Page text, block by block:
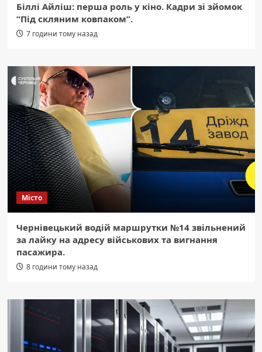
Біллі Айліш: перша роль у кіно. Кадри зі зйомок
“Під скляним ковпаком”.
7 години тому назад
Місто
Чернівецький водій маршрутки №14 звільнений
за лайку на адресу військових та вигнання
пасажира.
8 години тому назад